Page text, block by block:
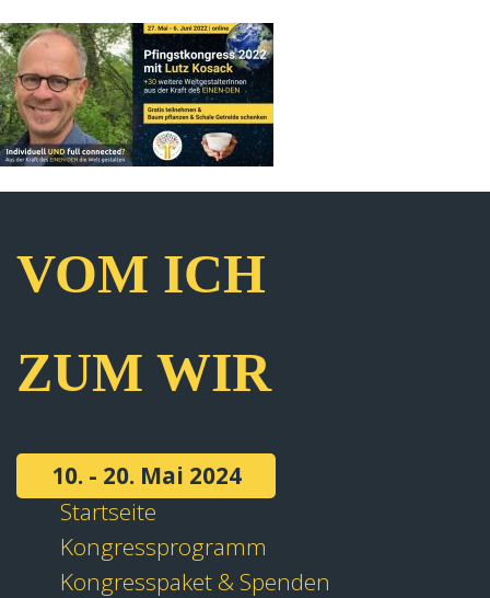
VOM ICH
ZUM WIR
10. - 20. Mai 2024
Startseite
Kongressprogramm
Kongresspaket & Spenden